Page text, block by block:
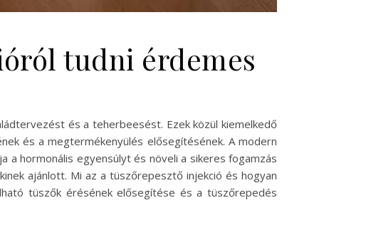
tudni érdemes
és a teherbeesést. Ezek közül kiemelkedő
és a megtermékenyülés elősegítésének. A modern
hormonális egyensúlyt és növeli a sikeres fogamzás
ajánlott. Mi az a tüszőrepesztő injekció és hogyan
tüszők érésének elősegítése és a tüszőrepedés